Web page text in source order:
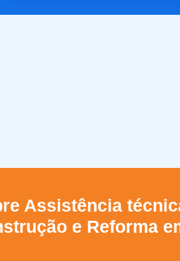
Assistência
e Reforma